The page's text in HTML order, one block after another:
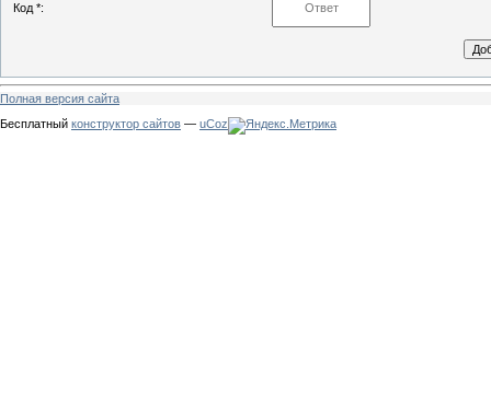
Код *:
Полная версия сайта
Бесплатный конструктор сайтов — uCoz